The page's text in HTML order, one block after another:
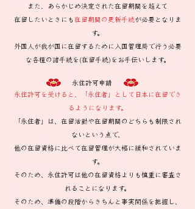
また，あらかじめ決定された在留期間を超えて
在留したいときにも在留期間の更新手続が必要となりま
す。
外国人が我が国に在留するために入国管理局で行う必要
な各種の諸手続を(在留手続)をお手伝いします。
永住許可申請
永住許可を受けると、「永住者」として日本に在留でき
るようになります。
「永住者」は、在留活動や在留期間のどちらも制限され
ないという点で、
他の在留資格に比べて在留管理が大幅に緩和されていま
す。
そのため、永住許可は他の在留資格よりも慎重に審査さ
れることになります。
そのため、準備の段階からきちんと事実関係を把握し、